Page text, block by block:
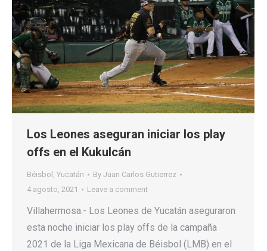
Los Leones aseguran iniciar los play
offs en el Kukulcán
Béisbol , Yucatán By Juan Carlos Gutierrez
4 agosto, 2021
Leave a comment
Villahermosa.- Los Leones de Yucatán aseguraron
esta noche iniciar los play offs de la campaña
2021 de la Liga Mexicana de Béisbol (LMB) en el